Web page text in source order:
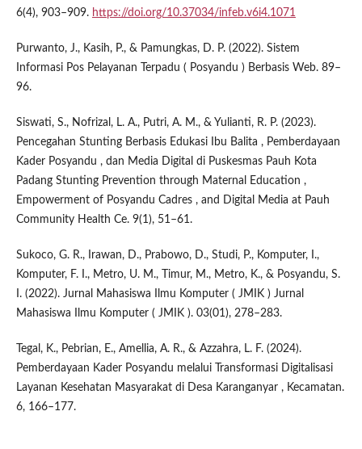
6(4), 903–909. https://doi.org/10.37034/infeb.v6i4.1071
Purwanto, J., Kasih, P., & Pamungkas, D. P. (2022). Sistem
Informasi Pos Pelayanan Terpadu ( Posyandu ) Berbasis Web. 89–
96.
Siswati, S., Nofrizal, L. A., Putri, A. M., & Yulianti, R. P. (2023).
Pencegahan Stunting Berbasis Edukasi Ibu Balita , Pemberdayaan
Kader Posyandu , dan Media Digital di Puskesmas Pauh Kota
Padang Stunting Prevention through Maternal Education ,
Empowerment of Posyandu Cadres , and Digital Media at Pauh
Community Health Ce. 9(1), 51–61.
Sukoco, G. R., Irawan, D., Prabowo, D., Studi, P., Komputer, I.,
Komputer, F. I., Metro, U. M., Timur, M., Metro, K., & Posyandu, S.
I. (2022). Jurnal Mahasiswa Ilmu Komputer ( JMIK ) Jurnal
Mahasiswa Ilmu Komputer ( JMIK ). 03(01), 278–283.
Tegal, K., Pebrian, E., Amellia, A. R., & Azzahra, L. F. (2024).
Pemberdayaan Kader Posyandu melalui Transformasi Digitalisasi
Layanan Kesehatan Masyarakat di Desa Karanganyar , Kecamatan.
6, 166–177.